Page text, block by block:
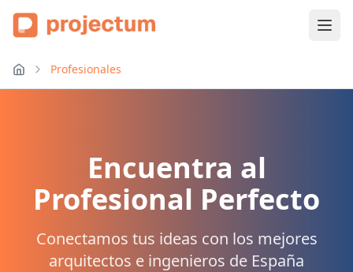
Profesionales
Encuentra al
Profesional Perfecto
Conectamos tus ideas con los mejores
arquitectos e ingenieros de España